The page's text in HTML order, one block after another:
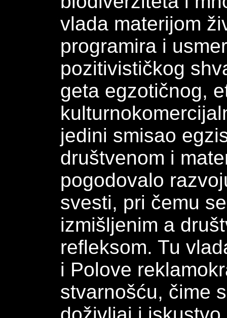
vlada materijom
programira i
pozitivističkog
geta egzotičnog,
jedini smisao
društvenom i
pogodovalo
svesti, pri čemu
izmišljenim a
refleksom. Tu
i Polove
stvarnošću, čime